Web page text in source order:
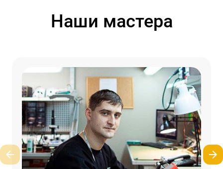
Наши мастера